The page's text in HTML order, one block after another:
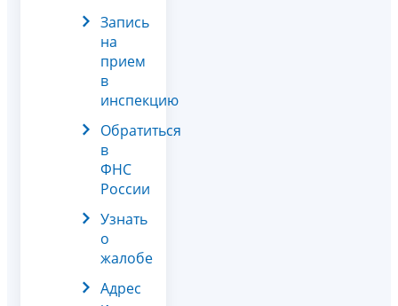
Запись
на
прием
в
инспекцию
Обратиться
в
ФНС
России
Узнать
о
жалобе
Адрес